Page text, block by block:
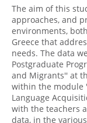
The aim of this
approaches, and
environments,
Greece that
needs. The data
Postgraduate
and Migrants'' at
within the module
Language
with the teachers
data, in the